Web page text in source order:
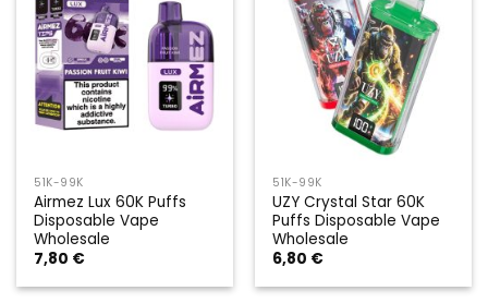
51K-99K
Airmez Lux 60K Puffs
Disposable Vape
Wholesale
7,80 €
51K-99K
UZY Crystal Star 60K
Puffs Disposable Vape
Wholesale
6,80 €